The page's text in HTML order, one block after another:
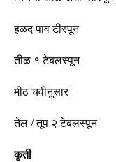
हळद पाव टीस्पून
तीळ १ टेबलस्पून
मीठ चवीनुसार
तेल /तूप २ टेबलस्पून
कृती